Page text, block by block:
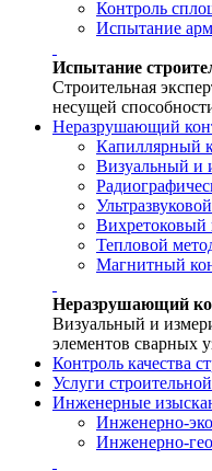
Контроль
Испытание
Испытание
Строительная
несущей
Неразрушающий
Капиллярный
Визуальный и
Вихретоковый
Тепловой
Магнитный
Неразрушающий
Визуальный и
элементов сварных
Контроль качества
Услуги
Инженерные
Инженерно-
Инженерно-